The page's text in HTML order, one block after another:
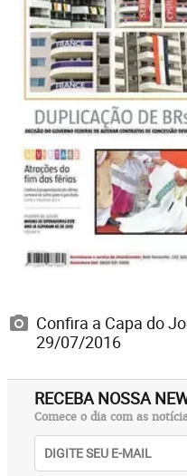
Confira a Capa do
29/07/2016
RECEBA NOSSA
Comece o dia com as